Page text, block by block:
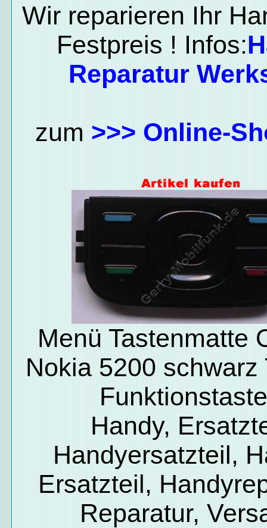
Wir reparieren Ihr
Festpreis ! Infos:
Reparatur
zum >>> Online-
Menü Tastenmatte
Nokia 5200 schwarz
Handy,
Handyersatzteil,
Ersatzteil,
Reparatur,